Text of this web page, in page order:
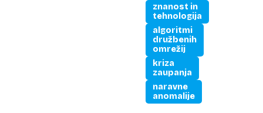
znanost in
tehnologija
algoritmi
družbenih
omrežij
kriza
zaupanja
naravne
anomalije